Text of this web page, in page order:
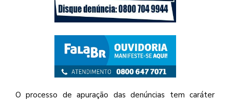
O processo de apuração das denúncias tem caráter